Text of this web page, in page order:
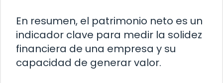
En resumen, el patrimonio neto es un
indicador clave para medir la solidez
financiera de una empresa y su
capacidad de generar valor.